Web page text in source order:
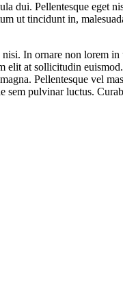
dui. Pellentesque eget
ut tincidunt in,
In ornare non lorem
at sollicitudin
Pellentesque vel
pulvinar luctus.